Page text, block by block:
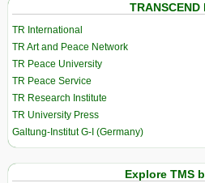
TR International
TR Art and Peace Network
TR Peace University
TR Peace Service
TR Research Institute
TR University Press
Galtung-Institut G-I (Germany)
Explore TMS